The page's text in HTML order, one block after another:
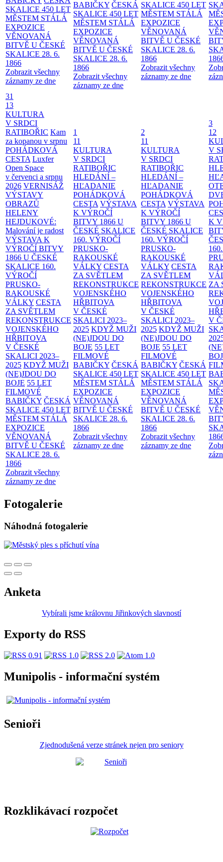
SKALICE 450 LET
MĚSTEM STÁLÁ
EXPOZICE
VĚNOVANÁ
BITVĚ U ČESKÉ
SKALICE 28. 6.
1866
Zobrazit všechny
záznamy ze dne
BABIČKY ČESKÁ
SKALICE 450 LET
MĚSTEM STÁLÁ
EXPOZICE
VĚNOVANÁ
BITVĚ U ČESKÉ
SKALICE 28. 6.
1866
Zobrazit všechny
záznamy ze dne
SKALICE 450 LET
MĚSTEM STÁLÁ
EXPOZICE
VĚNOVANÁ
BITVĚ U ČESKÉ
SKALICE 28. 6.
1866
Zobrazit všechny
záznamy ze dne
31
13
KULTURA
V SRDCI
RATIBOŘIC Kam
za kopanou v srpnu
POHÁDKOVÁ
CESTA Luxfer
Open Space
v červenci a srpnu
2026 VERNISÁŽ
VÝSTAVY
OBRAZŮ
HELENY
HEJDUKOVÉ:
Malování je radost
VÝSTAVA K
VÝROČÍ BITVY
1866 U ČESKÉ
SKALICE 160.
VÝROČÍ
PRUSKO-
RAKOUSKÉ
VÁLKY CESTA
ZA SVĚTLEM
REKONSTRUKCE
VOJENSKÉHO
HŘBITOVA
V ČESKÉ
SKALICI 2023–
2025 KDYŽ MUŽI
(NE)JDOU DO
BOJE 55 LET
FILMOVÉ
BABIČKY ČESKÁ
SKALICE 450 LET
MĚSTEM STÁLÁ
EXPOZICE
VĚNOVANÁ
BITVĚ U ČESKÉ
SKALICE 28. 6.
1866
Zobrazit všechny
záznamy ze dne
1
11
KULTURA
V SRDCI
RATIBOŘIC
HLEDÁNÍ –
HĽADANIE
POHÁDKOVÁ
CESTA VÝSTAVA
K VÝROČÍ
BITVY 1866 U
ČESKÉ SKALICE
160. VÝROČÍ
PRUSKO-
RAKOUSKÉ
VÁLKY CESTA
ZA SVĚTLEM
REKONSTRUKCE
VOJENSKÉHO
HŘBITOVA
V ČESKÉ
SKALICI 2023–
2025 KDYŽ MUŽI
(NE)JDOU DO
BOJE 55 LET
FILMOVÉ
BABIČKY ČESKÁ
SKALICE 450 LET
MĚSTEM STÁLÁ
EXPOZICE
VĚNOVANÁ
BITVĚ U ČESKÉ
SKALICE 28. 6.
1866
Zobrazit všechny
záznamy ze dne
2
11
KULTURA
V SRDCI
RATIBOŘIC
HLEDÁNÍ –
HĽADANIE
POHÁDKOVÁ
CESTA VÝSTAVA
K VÝROČÍ
BITVY 1866 U
ČESKÉ SKALICE
160. VÝROČÍ
PRUSKO-
RAKOUSKÉ
VÁLKY CESTA
ZA SVĚTLEM
REKONSTRUKCE
VOJENSKÉHO
HŘBITOVA
V ČESKÉ
SKALICI 2023–
2025 KDYŽ MUŽI
(NE)JDOU DO
BOJE 55 LET
FILMOVÉ
BABIČKY ČESKÁ
SKALICE 450 LET
MĚSTEM STÁLÁ
EXPOZICE
VĚNOVANÁ
BITVĚ U ČESKÉ
SKALICE 28. 6.
1866
Zobrazit všechny
záznamy ze dne
3
12
V
K
ZA
V
Fotogalerie
Náhodná fotogalerie
Anketa
Vybírali jsme královnu Jiřinkových slavností
Exporty do RSS
Munipolis - informační systém
Senioři
Zjednodušená verze stránek nejen pro seniory
Rozklikávací rozpočet